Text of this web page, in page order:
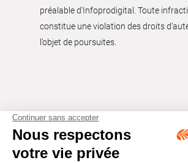
préalable d'Infoprodigital. Toute
constitue une violation des droits
l’objet de poursuites.